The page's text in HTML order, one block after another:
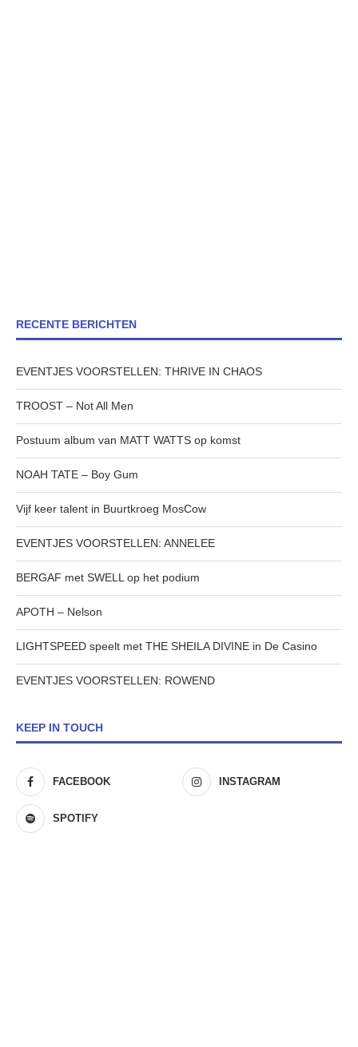
RECENTE BERICHTEN
EVENTJES VOORSTELLEN: THRIVE IN CHAOS
TROOST – Not All Men
Postuum album van MATT WATTS op komst
NOAH TATE – Boy Gum
Vijf keer talent in Buurtkroeg MosCow
EVENTJES VOORSTELLEN: ANNELEE
BERGAF met SWELL op het podium
APOTH – Nelson
LIGHTSPEED speelt met THE SHEILA DIVINE in De Casino
EVENTJES VOORSTELLEN: ROWEND
KEEP IN TOUCH
FACEBOOK INSTAGRAM
SPOTIFY